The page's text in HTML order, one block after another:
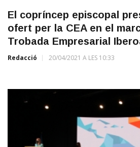
El copríncep episcopal
ofert per la CEA en el
Trobada Empresarial
Redacció 20/04/2021 A LES 10:33